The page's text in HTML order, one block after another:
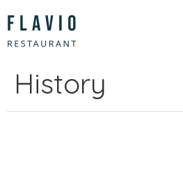
History